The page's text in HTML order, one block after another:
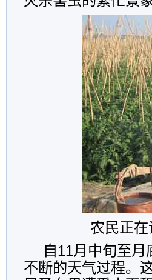
农民正
自11月中旬至
不断的天气过程。